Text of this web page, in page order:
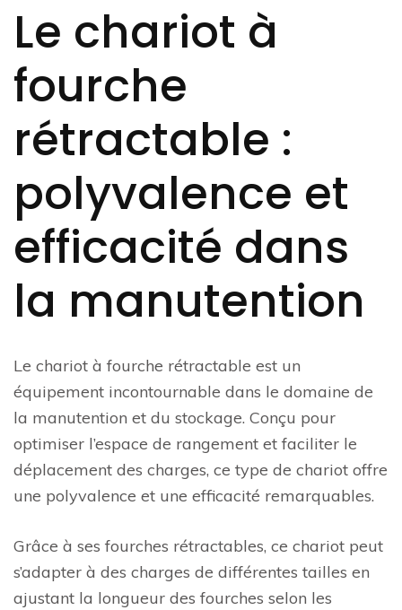
Le chariot à
fourche
rétractable :
polyvalence et
efficacité dans
la manutention
Le chariot à fourche rétractable est un
équipement incontournable dans le domaine de
la manutention et du stockage. Conçu pour
optimiser l’espace de rangement et faciliter le
déplacement des charges, ce type de chariot offre
une polyvalence et une efficacité remarquables.
Grâce à ses fourches rétractables, ce chariot peut
s’adapter à des charges de différentes tailles en
ajustant la longueur des fourches selon les